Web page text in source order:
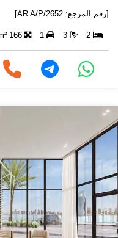
[رقم المرجع: AR A/P/2652]
2
3
1
166 m²